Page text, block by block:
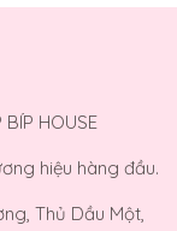
BÍP HOUSE
hiệu hàng đầu.
Thủ Dầu Một,